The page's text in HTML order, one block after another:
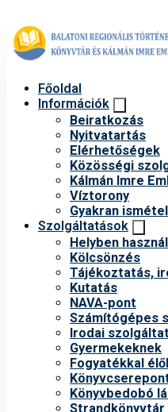
Főoldal
Információk
Beiratkozás
Nyitvatartás
Elérhetőségek
Közösségi
Kálmán Imre
Víztorony
Gyakran
Szolgáltatások
Helyben
Kölcsönzés
Tájékoztatás,
Kutatás
NAVA-pont
Számítógépes
Irodai
Gyermekeknek
Fogyatékkal
Könyvbedobó
Strandkönyvtár